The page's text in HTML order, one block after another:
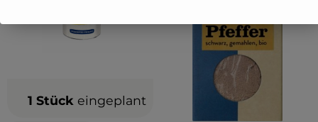
1 Stück eingeplant